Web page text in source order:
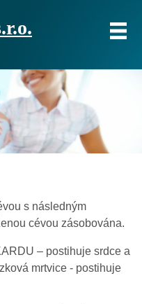
s následným
cévou zásobována.
– postihuje srdce a
mrtvice - postihuje